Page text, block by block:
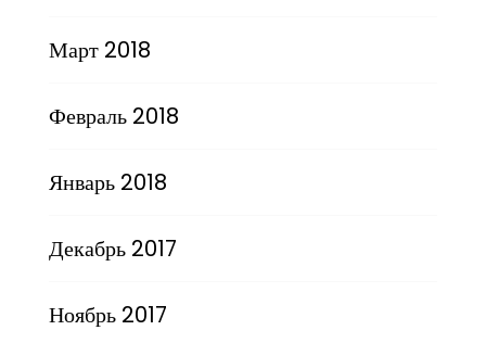
Март 2018
Февраль 2018
Январь 2018
Декабрь 2017
Ноябрь 2017